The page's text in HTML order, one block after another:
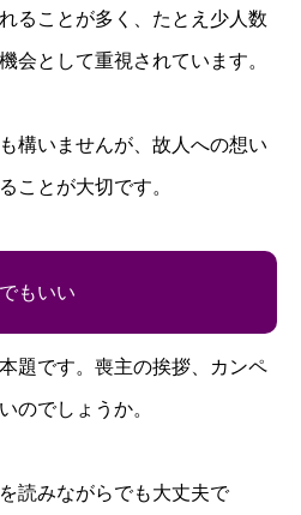
ることが多く、たとえ少人数
会として重視されています。
構いませんが、故人への想い
ことが大切です。
もいい
題です。 喪主の挨拶、カンペ
のでしょうか。
読みながらでも大丈夫で